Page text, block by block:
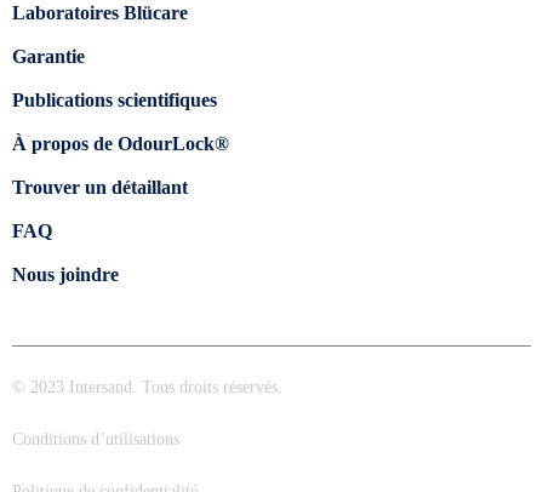
Laboratoires Blücare
Garantie
Publications scientifiques
À propos de OdourLock®
Trouver un détaillant
FAQ
Nous joindre
© 2023 Intersand. Tous droits réservés.
Conditions d’utilisations